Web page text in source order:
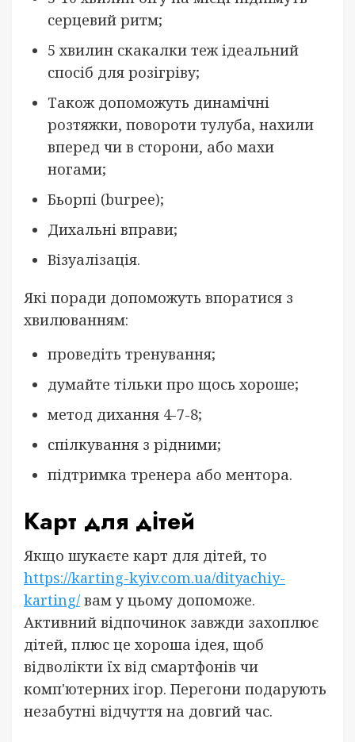
серцевий ритм;
5 хвилин скакалки теж ідеальний
спосіб для розігріву;
Також допоможуть динамічні
розтяжки, повороти тулуба, нахили
вперед чи в сторони, або махи
ногами;
Бьорпі (burpee);
Дихальні вправи;
Візуалізація.
Які поради допоможуть впоратися з
хвилюванням:
проведіть тренування;
думайте тільки про щось хороше;
метод дихання 4-7-8;
спілкування з рідними;
підтримка тренера або ментора.
Карт для дітей
Якщо шукаєте карт для дітей, то
https://karting-kyiv.com.ua/dityachiy-
karting/ вам у цьому допоможе.
Активний відпочинок завжди захоплює
дітей, плюс це хороша ідея, щоб
відволікти їх від смартфонів чи
комп'ютерних ігор. Перегони подарують
незабутні відчуття на довгий час.